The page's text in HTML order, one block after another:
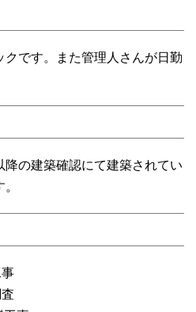
です。また管理人さんが日勤
の建築確認にて建築されてい